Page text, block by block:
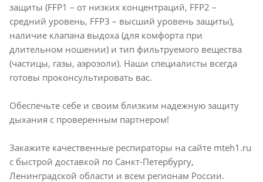
защиты (FFP1 – от низких концентраций, FFP2 –
средний уровень, FFP3 – высший уровень защиты),
наличие клапана выдоха (для комфорта при
длительном ношении) и тип фильтруемого вещества
(частицы, газы, аэрозоли). Наши специалисты всегда
готовы проконсультировать вас.
Обеспечьте себе и своим близким надежную защиту
дыхания с проверенным партнером!
Закажите качественные респираторы на сайте mteh1.ru
с быстрой доставкой по Санкт-Петербургу,
Ленинградской области и всем регионам России.